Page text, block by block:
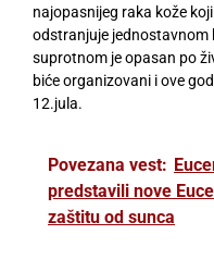
najopasnijeg raka kože
odstranjuje jednostavnom
suprotnom je opasan po
biće organizovani i ove
12.jula.
Povezana vest:
predstavili nove
zaštitu od sunca